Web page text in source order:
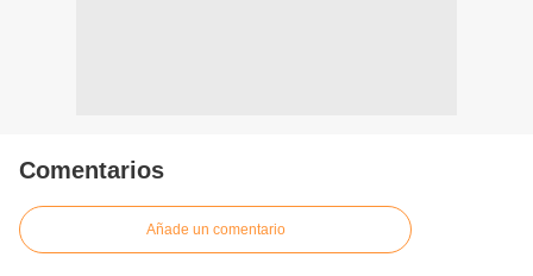
Comentarios
Añade un comentario